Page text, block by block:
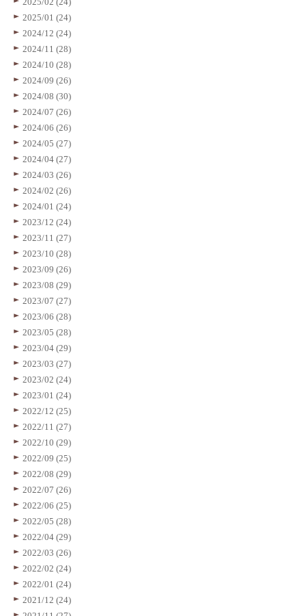
2025/01 (24)
2024/12 (24)
2024/11 (28)
2024/10 (28)
2024/09 (26)
2024/08 (30)
2024/07 (26)
2024/06 (26)
2024/05 (27)
2024/04 (27)
2024/03 (26)
2024/02 (26)
2024/01 (24)
2023/12 (24)
2023/11 (27)
2023/10 (28)
2023/09 (26)
2023/08 (29)
2023/07 (27)
2023/06 (28)
2023/05 (28)
2023/04 (29)
2023/03 (27)
2023/02 (24)
2023/01 (24)
2022/12 (25)
2022/11 (27)
2022/10 (29)
2022/09 (25)
2022/08 (29)
2022/07 (26)
2022/06 (25)
2022/05 (28)
2022/04 (29)
2022/03 (26)
2022/02 (24)
2022/01 (24)
2021/12 (24)